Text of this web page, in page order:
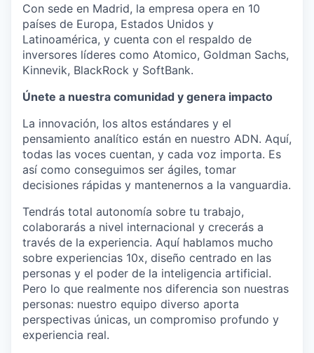
Con sede en Madrid, la empresa opera en 10
países de Europa, Estados Unidos y
Latinoamérica, y cuenta con el respaldo de
inversores líderes como Atomico, Goldman Sachs,
Kinnevik, BlackRock y SoftBank.
Únete a nuestra comunidad y genera impacto
La innovación, los altos estándares y el
pensamiento analítico están en nuestro ADN. Aquí,
todas las voces cuentan, y cada voz importa. Es
así como conseguimos ser ágiles, tomar
decisiones rápidas y mantenernos a la vanguardia.
Tendrás total autonomía sobre tu trabajo,
colaborarás a nivel internacional y crecerás a
través de la experiencia. Aquí hablamos mucho
sobre experiencias 10x, diseño centrado en las
personas y el poder de la inteligencia artificial.
Pero lo que realmente nos diferencia son nuestras
personas: nuestro equipo diverso aporta
perspectivas únicas, un compromiso profundo y
experiencia real.